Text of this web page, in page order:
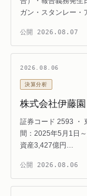
ガン・スタンレー・
公開 2026.08.07
2026.08.06
決算分析
株式会社伊藤
証券コード 2593 ・
間：2025年5月1日
資産3,427億円…
公開 2026.08.06